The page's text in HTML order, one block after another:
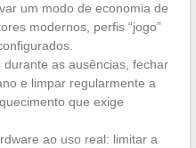
um modo de economia de
modernos, perfis “jogo”
as ausências, fechar
e limpar regularmente a
que exige
ao uso real: limitar a